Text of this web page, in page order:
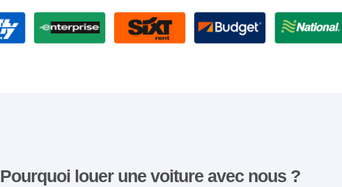
Pourquoi louer une voiture avec nous ?